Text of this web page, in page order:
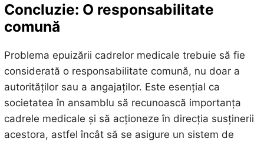
Concluzie: O responsabilitate
comună
Problema epuizării cadrelor medicale trebuie să fie
considerată o responsabilitate comună, nu doar a
autorităților sau a angajaților. Este esențial ca
societatea în ansamblu să recunoască importanța
cadrele medicale și să acționeze în direcția susținerii
acestora, astfel încât să se asigure un sistem de